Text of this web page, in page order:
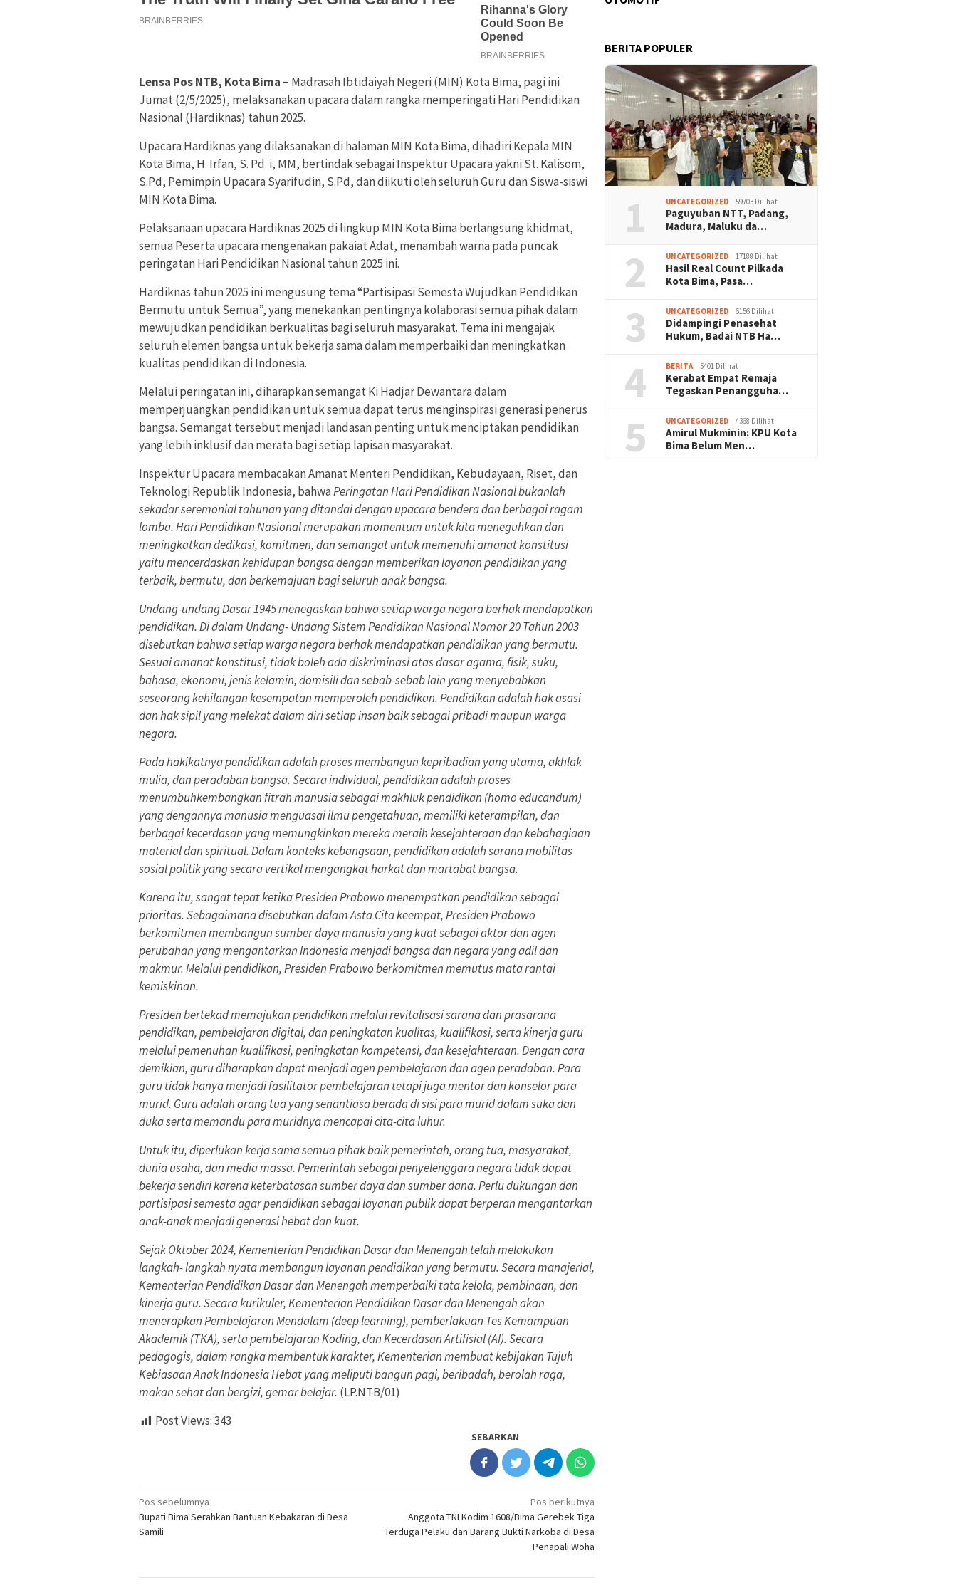
Lensa Pos NTB, Kota Bima – Madrasah Ibtidaiyah Negeri (MIN) Kota Bima, pagi ini
Jumat (2/5/2025), melaksanakan upacara dalam rangka memperingati Hari Pendidikan
Nasional (Hardiknas) tahun 2025.
Upacara Hardiknas yang dilaksanakan di halaman MIN Kota Bima, dihadiri Kepala MIN
Kota Bima, H. Irfan, S. Pd. i, MM, bertindak sebagai Inspektur Upacara yakni St. Kalisom,
S.Pd, Pemimpin Upacara Syarifudin, S.Pd, dan diikuti oleh seluruh Guru dan Siswa-siswi
MIN Kota Bima.
Pelaksanaan upacara Hardiknas 2025 di lingkup MIN Kota Bima berlangsung khidmat,
semua Peserta upacara mengenakan pakaiat Adat, menambah warna pada puncak
peringatan Hari Pendidikan Nasional tahun 2025 ini.
Hardiknas tahun 2025 ini mengusung tema “Partisipasi Semesta Wujudkan Pendidikan
Bermutu untuk Semua”, yang menekankan pentingnya kolaborasi semua pihak dalam
mewujudkan pendidikan berkualitas bagi seluruh masyarakat. Tema ini mengajak
seluruh elemen bangsa untuk bekerja sama dalam memperbaiki dan meningkatkan
kualitas pendidikan di Indonesia.
Melalui peringatan ini, diharapkan semangat Ki Hadjar Dewantara dalam
memperjuangkan pendidikan untuk semua dapat terus menginspirasi generasi penerus
bangsa. Semangat tersebut menjadi landasan penting untuk menciptakan pendidikan
yang lebih inklusif dan merata bagi setiap lapisan masyarakat.
Inspektur Upacara membacakan Amanat Menteri Pendidikan, Kebudayaan, Riset, dan
Teknologi Republik Indonesia, bahwaPeringatan Hari Pendidikan Nasional bukanlah
sekadar seremonial tahunan yang ditandai dengan upacara bendera dan berbagai ragam
lomba. Hari Pendidikan Nasional merupakan momentum untuk kita meneguhkan dan
meningkatkan dedikasi, komitmen, dan semangat untuk memenuhi amanat konstitusi
yaitu mencerdaskan kehidupan bangsa dengan memberikan layanan pendidikan yang
terbaik, bermutu, dan berkemajuan bagi seluruh anak bangsa.
Undang-undang Dasar 1945 menegaskan bahwa setiap warga negara berhak mendapatkan
pendidikan. Di dalam Undang- Undang Sistem Pendidikan Nasional Nomor 20 Tahun 2003
disebutkan bahwa setiap warga negara berhak mendapatkan pendidikan yang bermutu.
Sesuai amanat konstitusi, tidak boleh ada diskriminasi atas dasar agama, fisik, suku,
bahasa, ekonomi, jenis kelamin, domisili dan sebab-sebab lain yang menyebabkan
seseorang kehilangan kesempatan memperoleh pendidikan. Pendidikan adalah hak asasi
dan hak sipil yang melekat dalam diri setiap insan baik sebagai pribadi maupun warga
negara.
Pada hakikatnya pendidikan adalah proses membangun kepribadian yang utama, akhlak
mulia, dan peradaban bangsa. Secara individual, pendidikan adalah proses
menumbuhkembangkan fitrah manusia sebagai makhluk pendidikan (homo educandum)
yang dengannya manusia menguasai ilmu pengetahuan, memiliki keterampilan, dan
berbagai kecerdasan yang memungkinkan mereka meraih kesejahteraan dan kebahagiaan
material dan spiritual. Dalam konteks kebangsaan, pendidikan adalah sarana mobilitas
sosial politik yang secara vertikal mengangkat harkat dan martabat bangsa.
Karena itu, sangat tepat ketika Presiden Prabowo menempatkan pendidikan sebagai
prioritas. Sebagaimana disebutkan dalam Asta Cita keempat, Presiden Prabowo
berkomitmen membangun sumber daya manusia yang kuat sebagai aktor dan agen
perubahan yang mengantarkan Indonesia menjadi bangsa dan negara yang adil dan
makmur. Melalui pendidikan, Presiden Prabowo berkomitmen memutus mata rantai
kemiskinan.
Presiden bertekad memajukan pendidikan melalui revitalisasi sarana dan prasarana
pendidikan, pembelajaran digital, dan peningkatan kualitas, kualifikasi, serta kinerja guru
melalui pemenuhan kualifikasi, peningkatan kompetensi, dan kesejahteraan. Dengan cara
demikian, guru diharapkan dapat menjadi agen pembelajaran dan agen peradaban. Para
guru tidak hanya menjadi fasilitator pembelajaran tetapi juga mentor dan konselor para
murid. Guru adalah orang tua yang senantiasa berada di sisi para murid dalam suka dan
duka serta memandu para muridnya mencapai cita-cita luhur.
Untuk itu, diperlukan kerja sama semua pihak baik pemerintah, orang tua, masyarakat,
dunia usaha, dan media massa. Pemerintah sebagai penyelenggara negara tidak dapat
bekerja sendiri karena keterbatasan sumber daya dan sumber dana. Perlu dukungan dan
partisipasi semesta agar pendidikan sebagai layanan publik dapat berperan mengantarkan
anak-anak menjadi generasi hebat dan kuat.
Sejak Oktober 2024, Kementerian Pendidikan Dasar dan Menengah telah melakukan
langkah- langkah nyata membangun layanan pendidikan yang bermutu. Secara manajerial,
Kementerian Pendidikan Dasar dan Menengah memperbaiki tata kelola, pembinaan, dan
kinerja guru. Secara kurikuler, Kementerian Pendidikan Dasar dan Menengah akan
menerapkan Pembelajaran Mendalam (deep learning), pemberlakuan Tes Kemampuan
Akademik (TKA), serta pembelajaran Koding, dan Kecerdasan Artifisial (AI). Secara
pedagogis, dalam rangka membentuk karakter, Kementerian membuat kebijakan Tujuh
Kebiasaan Anak Indonesia Hebat yang meliputi bangun pagi, beribadah, berolah raga,
makan sehat dan bergizi, gemar belajar. (LP.NTB/01)
Post Views:343
SEBARKAN
Navigasi
pos
Pos sebelumnya
Bupati Bima Serahkan Bantuan Kebakaran di Desa
Samili
Pos berikutnya
Anggota TNI Kodim 1608/Bima Gerebek Tiga
Terduga Pelaku dan Barang Bukti Narkoba di Desa
Penapali Woha
BERITA POPULER
1 UNCATEGORIZED 59703 Dilihat
Paguyuban NTT, Padang,
Madura, Maluku da…
2 UNCATEGORIZED 17188 Dilihat
Hasil Real Count Pilkada
Kota Bima, Pasa…
3 UNCATEGORIZED 6156 Dilihat
Didampingi Penasehat
Hukum, Badai NTB Ha…
4 BERITA 5401 Dilihat
Kerabat Empat Remaja
Tegaskan Penangguha…
5 UNCATEGORIZED 4368 Dilihat
Amirul Mukminin: KPU Kota
Bima Belum Men…